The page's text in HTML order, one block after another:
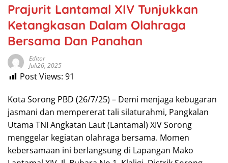
Prajurit Lantamal XIV Tunjukkan
Ketangkasan Dalam Olahraga
Bersama Dan Panahan
Editor
Juli26, 2025
Post Views: 91
Kota Sorong PBD (26/7/25) – Demi menjaga kebugaran
jasmani dan mempererat tali silaturahmi, Pangkalan
Utama TNI Angkatan Laut (Lantamal) XIV Sorong
menggelar kegiatan olahraga bersama. Momen
kebersamaan ini berlangsung di Lapangan Mako